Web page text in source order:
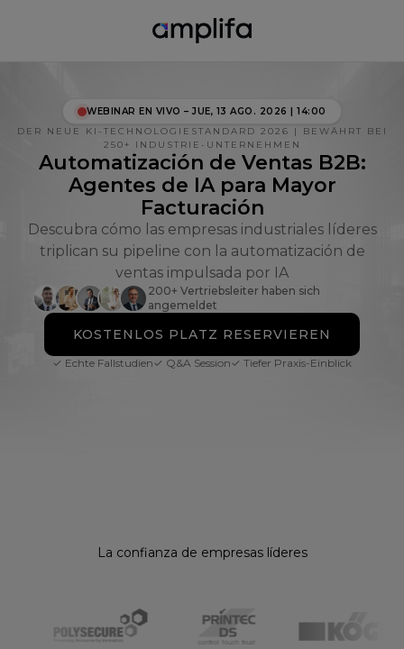
WEBINAR EN VIVO – JUE, 13 AGO. 2026 | 14:00
DER NEUE KI-TECHNOLOGIESTANDARD 2026 | BEWÄHRT BEI
250+ INDUSTRIE-UNTERNEHMEN
Automatización de Ventas B2B:
Agentes de IA para Mayor
Facturación
Descubra cómo las empresas industriales líderes
triplican su pipeline con la automatización de
ventas impulsada por IA
200+ Vertriebsleiter haben sich
angemeldet
KOSTENLOS PLATZ RESERVIEREN
✓ Echte Fallstudien ✓ Q&A Session ✓ Tiefer Praxis-Einblick
La confianza de empresas líderes